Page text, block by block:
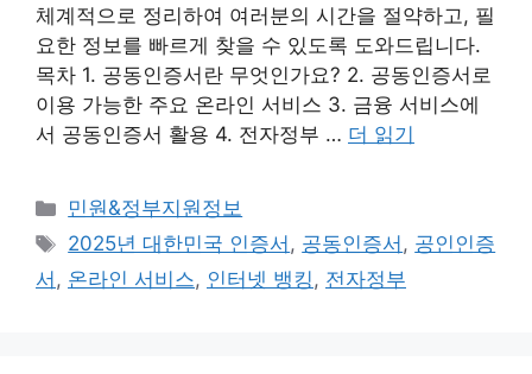
체계적으로 정리하여 여러분의 시간을 절약하고, 필
요한 정보를 빠르게 찾을 수 있도록 도와드립니다.
목차 1. 공동인증서란 무엇인가요? 2. 공동인증서로
이용 가능한 주요 온라인 서비스 3. 금융 서비스에
서 공동인증서 활용 4. 전자정부 … 더 읽기
카
테
리
민원&정부지원정보
태
그
2025년 대한민국 인증서 , 공동인증서 , 공인인증
서 , 온라인 서비스, 인터넷 뱅킹, 전자정부